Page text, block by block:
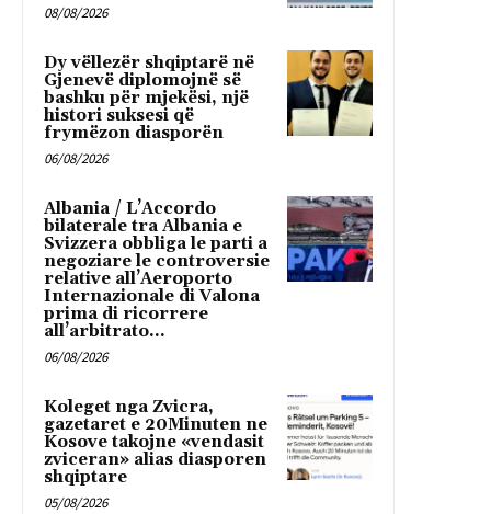
08/08/2026
Dy vëllezër shqiptarë në
Gjenevë diplomojnë së
bashku për mjekësi, një
histori suksesi që
frymëzon diasporën
06/08/2026
Albania / L’Accordo
bilaterale tra Albania e
Svizzera obbliga le parti a
negoziare le controversie
relative all’Aeroporto
Internazionale di Valona
prima di ricorrere
all’arbitrato...
06/08/2026
Koleget nga Zvicra,
gazetaret e 20Minuten ne
Kosove takojne «vendasit
zviceran» alias diasporen
shqiptare
05/08/2026